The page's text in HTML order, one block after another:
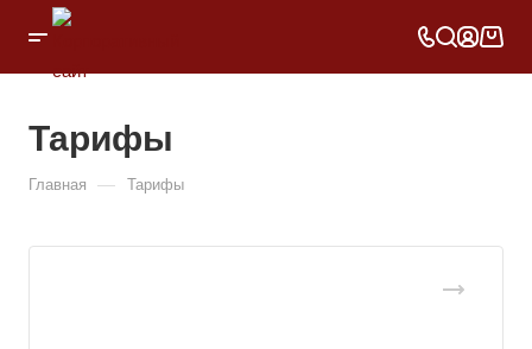
Тарифы
Главная — Тарифы